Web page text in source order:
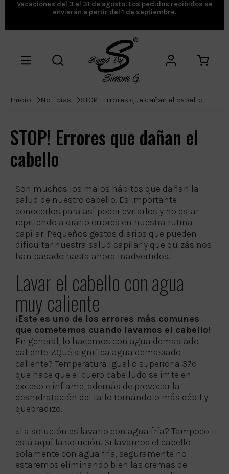
Vacaciones del 3 al 31 de agosto. Los pedidos recibidos se
enviarán a partir del 1 de septiembre.
Inicio Noticias STOP! Errores que dañan el cabello
STOP! Errores que dañan el
cabello
Son muchos los malos hábitos que dañan la
salud de nuestro cabello. Es importante
conocerlos para así poder evitarlos y no estar
repitiendo a diario errores en nuestra rutina
capilar. Pequeños gestos diarios que pueden
dificultar nuestra salud capilar y que quizás nos
han pasado hasta ahora inadvertidos.
Lavar el cabello con agua
muy caliente
¡Este es uno de los errores más comunes
que cometemos cuando lavamos el cabello!
En general, lo hacemos con agua demasiado
caliente. ¿Qué significa agua demasiado
caliente? Temperatura igual o superior a 37º
que hace que el cuero cabelludo se irrite en
exceso e inflame, además de provocar la
deshidratación del tallo tornándolo más débil y
quebradizo.
¿La solución es lavarlo con agua fría? Tampoco
está aquí la solución. Si lavamos el cabello
solamente con agua fría, seguramente no
estaremos eliminando bien las cremas de